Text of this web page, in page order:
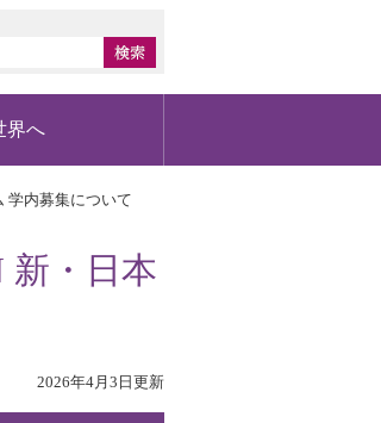
界へ
学内募集について
新・日本
2026年4月3日更新